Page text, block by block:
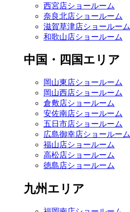
西宮店ショールーム
奈良北店ショールーム
滋賀草津店ショールーム
和歌山店ショールーム
中国・四国エリア
岡山東店ショールーム
岡山西店ショールーム
倉敷店ショールーム
安佐南店ショールーム
五日市店ショールーム
広島御幸店ショールーム
福山店ショールーム
高松店ショールーム
徳島店ショールーム
九州エリア